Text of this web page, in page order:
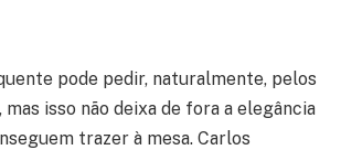
pode pedir, naturalmente, pelos
mas isso não deixa de fora a elegância
trazer à mesa. Carlos